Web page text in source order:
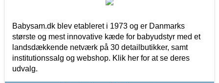
Babysam.dk blev etableret i 1973 og er Danmarks
største og mest innovative kæde for babyudstyr med et
landsdækkende netværk på 30 detailbutikker, samt
institutionssalg og webshop. Klik her for at se deres
udvalg.